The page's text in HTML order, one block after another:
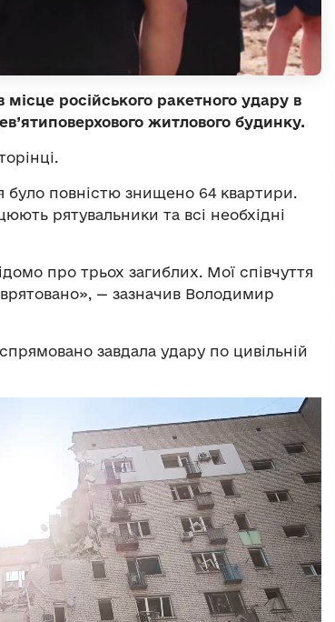
російського ракетного удару в
житлового будинку.
було повністю знищено 64 квартири.
рятувальники та всі необхідні
про трьох загиблих. Мої співчуття
— зазначив Володимир
завдала удару по цивільній